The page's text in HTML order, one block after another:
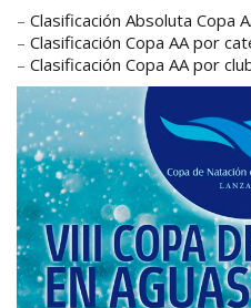
– Clasificación Absoluta Copa
– Clasificación Copa AA por
– Clasificación Copa AA por